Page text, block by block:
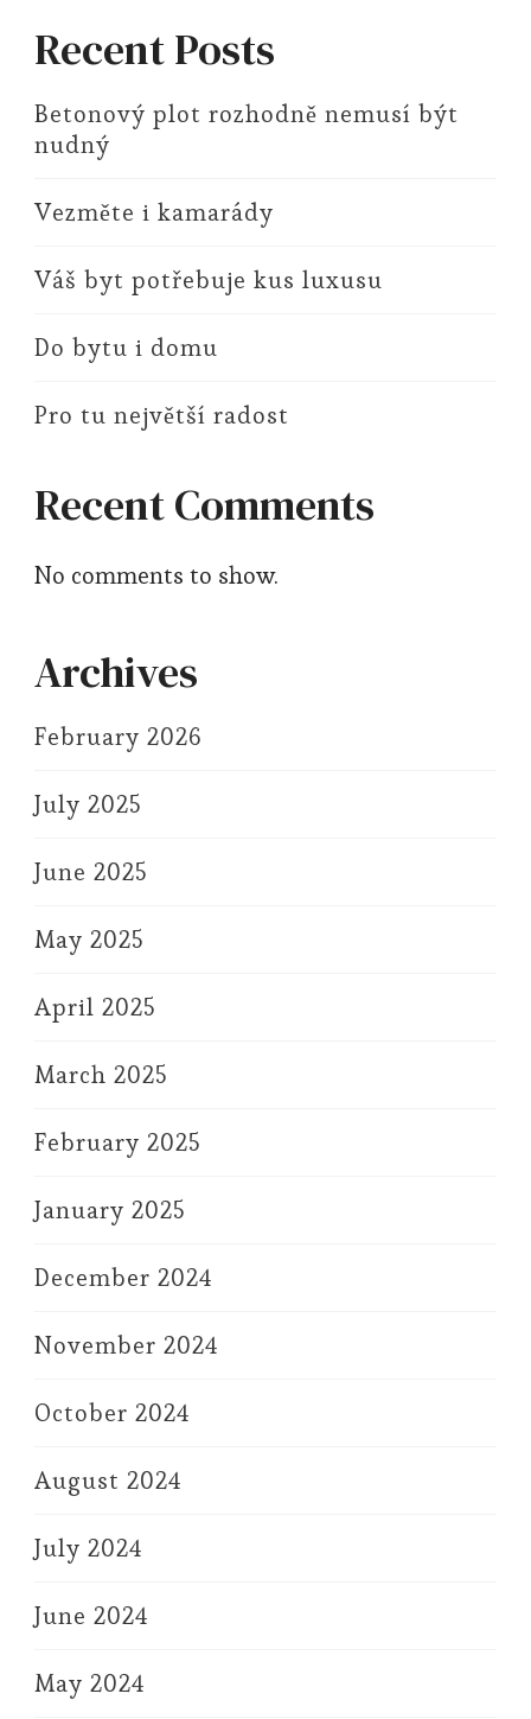
Recent Posts
Betonový plot rozhodně nemusí být
nudný
Vezměte i kamarády
Váš byt potřebuje kus luxusu
Do bytu i domu
Pro tu největší radost
Recent Comments
No comments to show.
Archives
February 2026
July 2025
June 2025
May 2025
April 2025
March 2025
February 2025
January 2025
December 2024
November 2024
October 2024
August 2024
July 2024
June 2024
May 2024